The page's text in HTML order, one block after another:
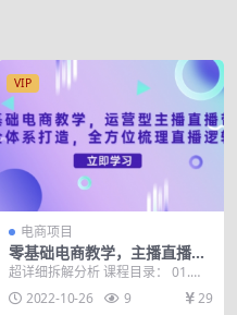
VIP
电商项目
零基础电商教学，主播直播带
货全体系打造，全方位梳理直
播逻辑
超详细拆解分析 课程目录： 01.
【学员福利】七玥老师答疑课（直
播2022-10...
2022-10-26 9 29